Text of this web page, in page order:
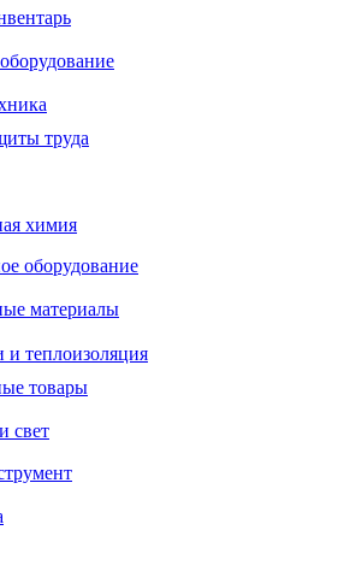
труда
химия
оборудование
материалы
и теплоизоляция
товары
свет